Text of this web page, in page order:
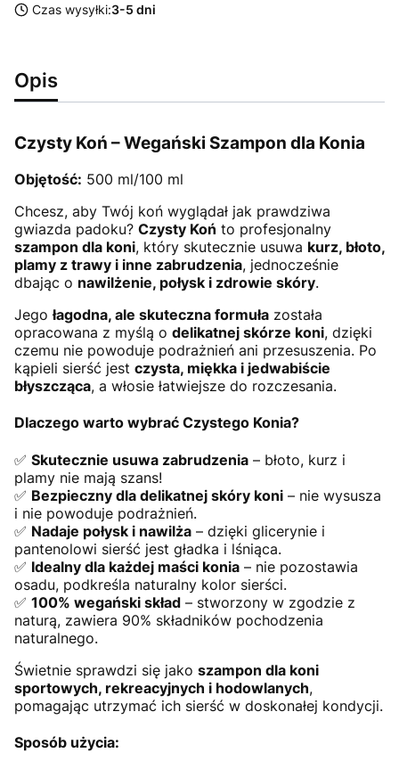
Czas wysyłki:3-5 dni
Opis
Czysty Koń – Wegański Szampon dla Konia
Objętość: 500 ml/100 ml
Chcesz, aby Twój koń wyglądał jak prawdziwa
gwiazda padoku? Czysty Koń to profesjonalny
szampon dla koni, który skutecznie usuwa kurz, błoto,
plamy z trawy i inne zabrudzenia, jednocześnie
dbając o nawilżenie, połysk i zdrowie skóry.
Jegołagodna, ale skuteczna formuła została
opracowana z myślą o delikatnej skórze koni, dzięki
czemu nie powoduje podrażnień ani przesuszenia. Po
kąpieli sierść jest czysta, miękka i jedwabiście
błyszcząca, a włosie łatwiejsze do rozczesania.
Dlaczego warto wybrać Czystego Konia?
✅ Skutecznie usuwa zabrudzenia – błoto, kurz i
plamy nie mają szans!
✅ Bezpieczny dla delikatnej skóry koni – nie wysusza
i nie powoduje podrażnień.
✅ Nadaje połysk i nawilża – dzięki glicerynie i
pantenolowi sierść jest gładka i lśniąca.
✅ Idealny dla każdej maści konia – nie pozostawia
osadu, podkreśla naturalny kolor sierści.
✅ 100% wegański skład – stworzony w zgodzie z
naturą, zawiera 90% składników pochodzenia
naturalnego.
Świetnie sprawdzi się jako szampon dla koni
sportowych, rekreacyjnych i hodowlanych,
pomagając utrzymać ich sierść w doskonałej kondycji.
Sposób użycia: